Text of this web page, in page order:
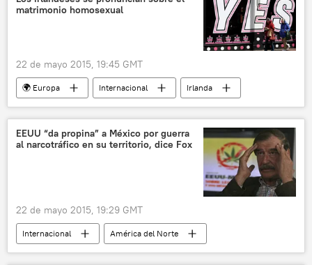
matrimonio homosexual
22 de mayo 2015, 19:45 GMT
🌍 Europa Internacional
Irlanda
matrimonio homosexual
noticias
EEUU “da propina” a México por guerra
al narcotráfico en su territorio, dice Fox
22 de mayo 2015, 19:29 GMT
Internacional
América del Norte
EEUU
México
Vicente Fox